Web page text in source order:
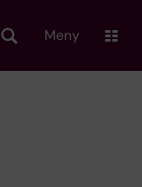
Meny